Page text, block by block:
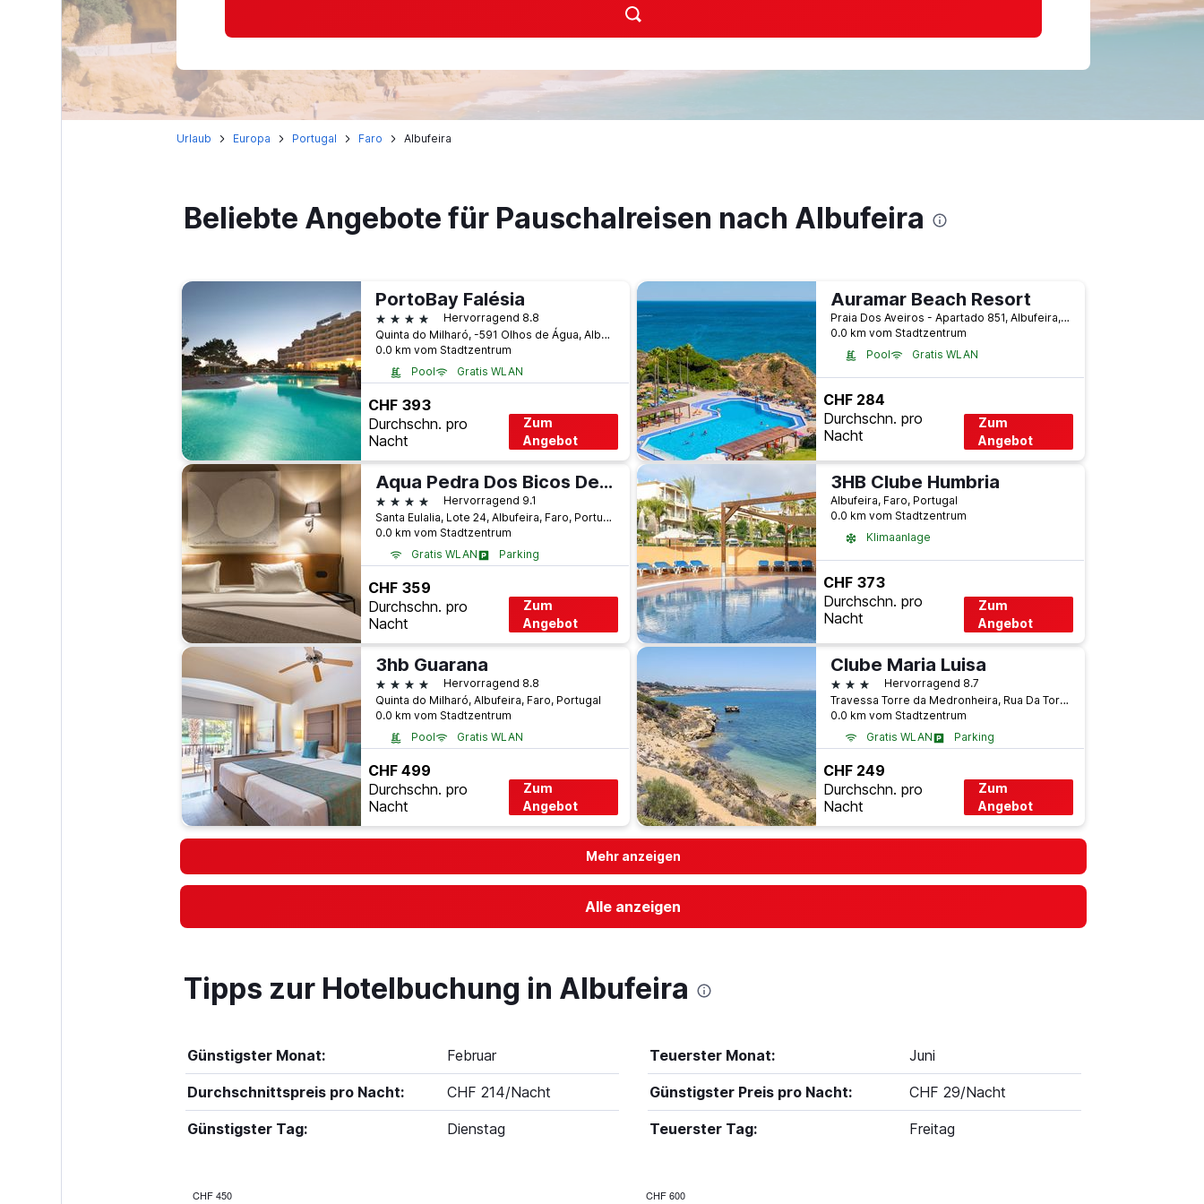
Urlaub Europa Portugal Faro Albufeira
Beliebte Angebote für Pauschalreisen nach Albufeira
PortoBay Falésia
4 Sterne
Hervorragend 8.8
Quinta do Milharó, -591 Olhos de Água, Albufeira e Olhos d´ Água, Albufeira, Algarve, Albufeira, Faro, Portugal
0.0 km vom Stadtzentrum
Pool
Gratis WLAN
CHF 393
Durchschn. pro
Nacht
Zum
Angebot
Auramar Beach Resort
Praia Dos Aveiros - Apartado 851, Albufeira, Faro, Portugal
0.0 km vom Stadtzentrum
Pool
Gratis WLAN
CHF 284
Durchschn. pro
Nacht
Zum
Angebot
Aqua Pedra Dos Bicos Design Beach Hotel - Adults Friendly
4 Sterne
Hervorragend 9.1
Santa Eulalia, Lote 24, Albufeira, Faro, Portugal
0.0 km vom Stadtzentrum
Gratis WLAN
Parking
CHF 359
Durchschn. pro
Nacht
Zum
Angebot
3HB Clube Humbria
Albufeira, Faro, Portugal
0.0 km vom Stadtzentrum
Klimaanlage
CHF 373
Durchschn. pro
Nacht
Zum
Angebot
3hb Guarana
4 Sterne
Hervorragend 8.8
Quinta do Milharó, Albufeira, Faro, Portugal
0.0 km vom Stadtzentrum
Pool
Gratis WLAN
CHF 499
Durchschn. pro
Nacht
Zum
Angebot
Clube Maria Luisa
3 SterneHervorragend 8.7
Travessa Torre da Medronheira, Rua Da Torre Da Medronheira 62, Olhos de Água, Albufeira, Albufeira, Faro, Portugal
0.0 km vom Stadtzentrum
Gratis WLAN
Parking
CHF 249
Durchschn. pro
Nacht
Zum
Angebot
Mehr anzeigen
Alle anzeigen
Tipps zur Hotelbuchung in Albufeira
Günstigster Monat: Februar Teuerster Monat: Juni
Durchschnittspreis pro Nacht: CHF 214/Nacht Günstigster Preis pro Nacht: CHF 29/Nacht
Günstigster Tag: Dienstag Teuerster Tag: Freitag
CHF 450 CHF 600